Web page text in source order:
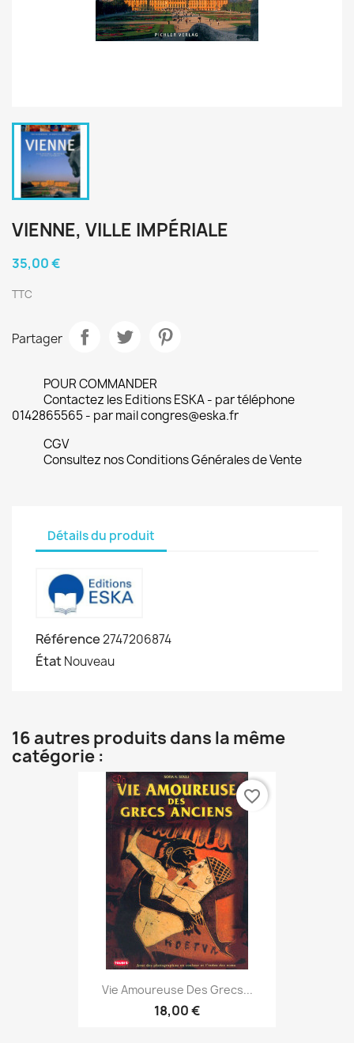
VIENNE, VILLE IMPÉRIALE
35,00 €
TTC
Partager
POUR COMMANDER
Contactez les Editions ESKA - par téléphone
0142865565 - par mail congres@eska.fr
CGV
Consultez nos Conditions Générales de Vente
Détails du produit
Référence2747206874
ÉtatNouveau
16 autres produits dans la même
catégorie :
Vie Amoureuse Des Grecs...
18,00 €
favorite_border